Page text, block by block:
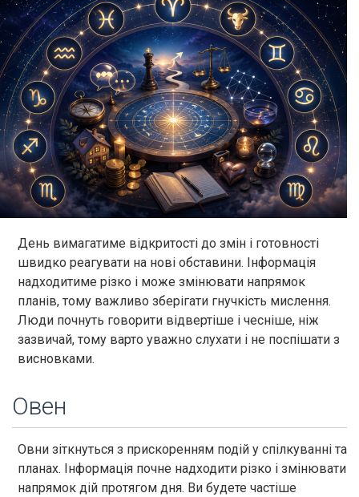
День вимагатиме відкритості до змін і готовності
швидко реагувати на нові обставини. Інформація
надходитиме різко і може змінювати напрямок
планів, тому важливо зберігати гнучкість мислення.
Люди почнуть говорити відвертіше і чесніше, ніж
зазвичай, тому варто уважно слухати і не поспішати з
висновками.
Овен
Овни зіткнуться з прискоренням подій у спілкуванні та
планах. Інформація почне надходити різко і змінювати
напрямок дій протягом дня. Ви будете частіше